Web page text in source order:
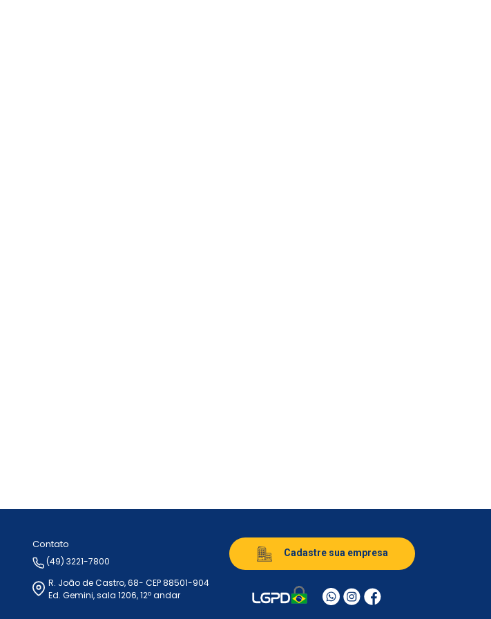
Contato
(49) 3221-7800
R. João de Castro, 68- CEP 88501-904
Ed. Gemini, sala 1206, 12º andar
Cadastre sua empresa